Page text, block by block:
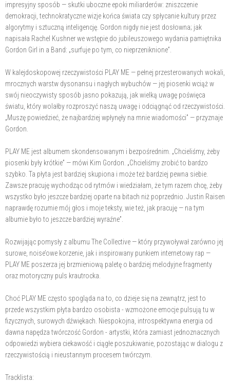
impresyjny sposób — skutki uboczne epoki miliarderów: zniszczenie
demokracji, technokratyczne wizje końca świata czy spłycanie kultury przez
algorytmy i sztuczną inteligencję. Gordon nigdy nie jest dosłowna; jak
napisała Rachel Kushner we wstępie do jubileuszowego wydania pamiętnika
Gordon Girl in a Band: „surfuje po tym, co nieprzeniknione”.
W kalejdoskopowej rzeczywistości PLAY ME — pełnej przesterowanych wokali,
mrocznych warstw dysonansu i nagłych wybuchów — jej piosenki wciąż w
swój nieoczywisty sposób jasno pokazują, jak wielką uwagę poświęca
światu, który wolałby rozproszyć naszą uwagę i odciągnąć od rzeczywistości.
„Muszę powiedzieć, że najbardziej wpłynęły na mnie wiadomości” — przyznaje
Gordon.
PLAY ME jest albumem skondensowanym i bezpośrednim. „Chcieliśmy, żeby
piosenki były krótkie” — mówi Kim Gordon. „Chcieliśmy zrobić to bardzo
szybko. Ta płyta jest bardziej skupiona i może też bardziej pewna siebie.
Zawsze pracuję wychodząc od rytmów i wiedziałam, że tym razem chcę, żeby
wszystko było jeszcze bardziej oparte na bitach niż poprzednio. Justin Raisen
naprawdę rozumie mój głos i moje teksty, wie też, jak pracuję — na tym
albumie było to jeszcze bardziej wyraźne”.
Rozwijając pomysły z albumu The Collective — który przywoływał zarówno jej
surowe, noise’owe korzenie, jak i inspirowany punkiem internetowy rap —
PLAY ME poszerza jej brzmieniową paletę o bardziej melodyjne fragmenty
oraz motoryczny puls krautrocka.
Choć PLAY ME często spogląda na to, co dzieje się na zewnątrz, jest to
przede wszystkim płyta bardzo osobista - wzmożone emocje pulsują tu w
fizycznych, surowych dźwiękach. Niespokojna, introspektywna energia od
dawna napędza twórczość Gordon - artystki, która zamiast jednoznacznych
odpowiedzi wybiera ciekawość i ciągłe poszukiwanie, pozostając w dialogu z
rzeczywistością i nieustannym procesem twórczym.
Tracklista: